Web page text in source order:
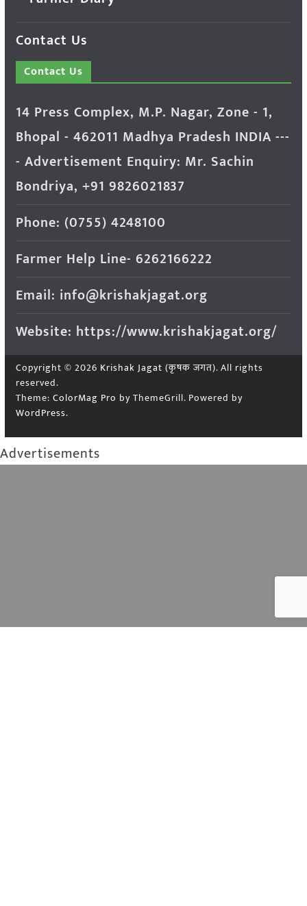
Contact Us
Contact Us
14 Press Complex, M.P. Nagar, Zone - 1,
Bhopal - 462011 Madhya Pradesh INDIA ---
- Advertisement Enquiry: Mr. Sachin
Bondriya, +91 9826021837
Phone: (0755) 4248100
Farmer Help Line- 6262166222
Email: info@krishakjagat.org
Website: https://www.krishakjagat.org/
Copyright © 2026 Krishak Jagat (कृषक जगत). All rights
reserved.
Theme: ColorMag Pro by ThemeGrill. Powered by
WordPress.
Advertisements